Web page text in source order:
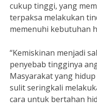
cukup tinggi, yang
terpaksa melakukan
memenuhi kebutuhan
“Kemiskinan menjadi
penyebab tingginya
Masyarakat yang
sulit seringkali
cara untuk bertahan